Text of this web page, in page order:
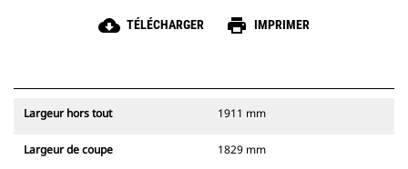
cloud_download TÉLÉCHARGER print IMPRIMER
Largeur hors tout 1911 mm
Largeur de coupe 1829 mm